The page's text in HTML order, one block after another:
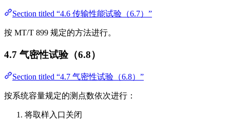
Section titled “4.6 传输性能试验（6.7）”
按 MT/T 899 规定的方法进行。
4.7 气密性试验（6.8）
Section titled “4.7 气密性试验（6.8）”
按系统容量规定的测点数依次进行：
将取样入口关闭